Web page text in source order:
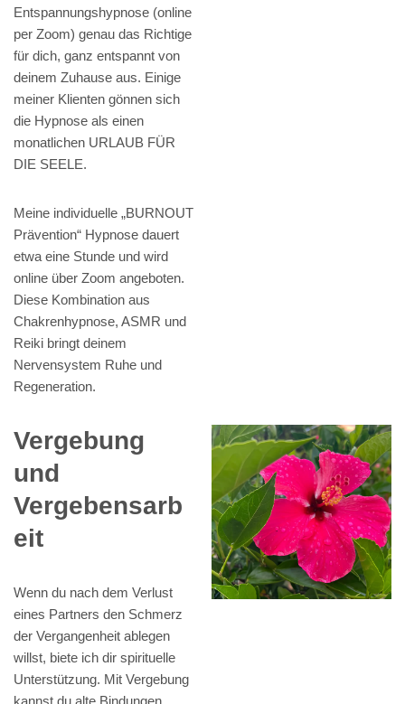
Entspannungshypnose (online
per Zoom) genau das Richtige
für dich, ganz entspannt von
deinem Zuhause aus. Einige
meiner Klienten gönnen sich
die Hypnose als einen
monatlichen URLAUB FÜR
DIE SEELE.
Meine individuelle „BURNOUT
Prävention“ Hypnose dauert
etwa eine Stunde und wird
online über Zoom angeboten.
Diese Kombination aus
Chakrenhypnose, ASMR und
Reiki bringt deinem
Nervensystem Ruhe und
Regeneration.
Vergebung
und
Vergebensarb
eit
Wenn du nach dem Verlust
eines Partners den Schmerz
der Vergangenheit ablegen
willst, biete ich dir spirituelle
Unterstützung. Mit Vergebung